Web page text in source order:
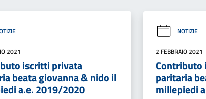
2021
iscritti privata
beata giovanna & nido il
a.e. 2019/2020
NOTIZIE
2 FEBBRAIO 2021
paritaria
millepiedi